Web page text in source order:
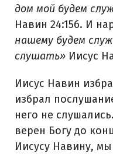
дом мой будем
Навин 24:15б. И
нашему будем
слушать» Иисус
Иисус Навин
избрал
него не
верен Богу до
Иисусу Навину,